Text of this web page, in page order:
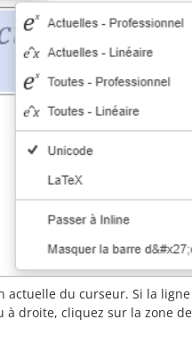
du curseur. Si la
droite, cliquez sur la zone